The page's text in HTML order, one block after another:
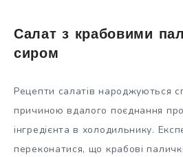
Салат з крабовими
сиром
Рецепти салатів народжуються
причиною вдалого поєднання
інгредієнта в холодильнику.
переконатися, що крабові